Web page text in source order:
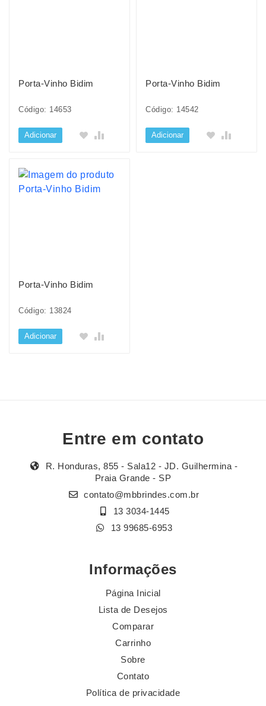
Porta-Vinho Bidim
Código: 14653
Adicionar
Porta-Vinho Bidim
Código: 14542
Adicionar
Porta-Vinho Bidim
Código: 13824
Adicionar
Entre em contato
R. Honduras, 855 - Sala12 - JD. Guilhermina -
Praia Grande - SP
contato@mbbrindes.com.br
13 3034-1445
13 99685-6953
Informações
Página Inicial
Lista de Desejos
Comparar
Carrinho
Sobre
Contato
Política de privacidade